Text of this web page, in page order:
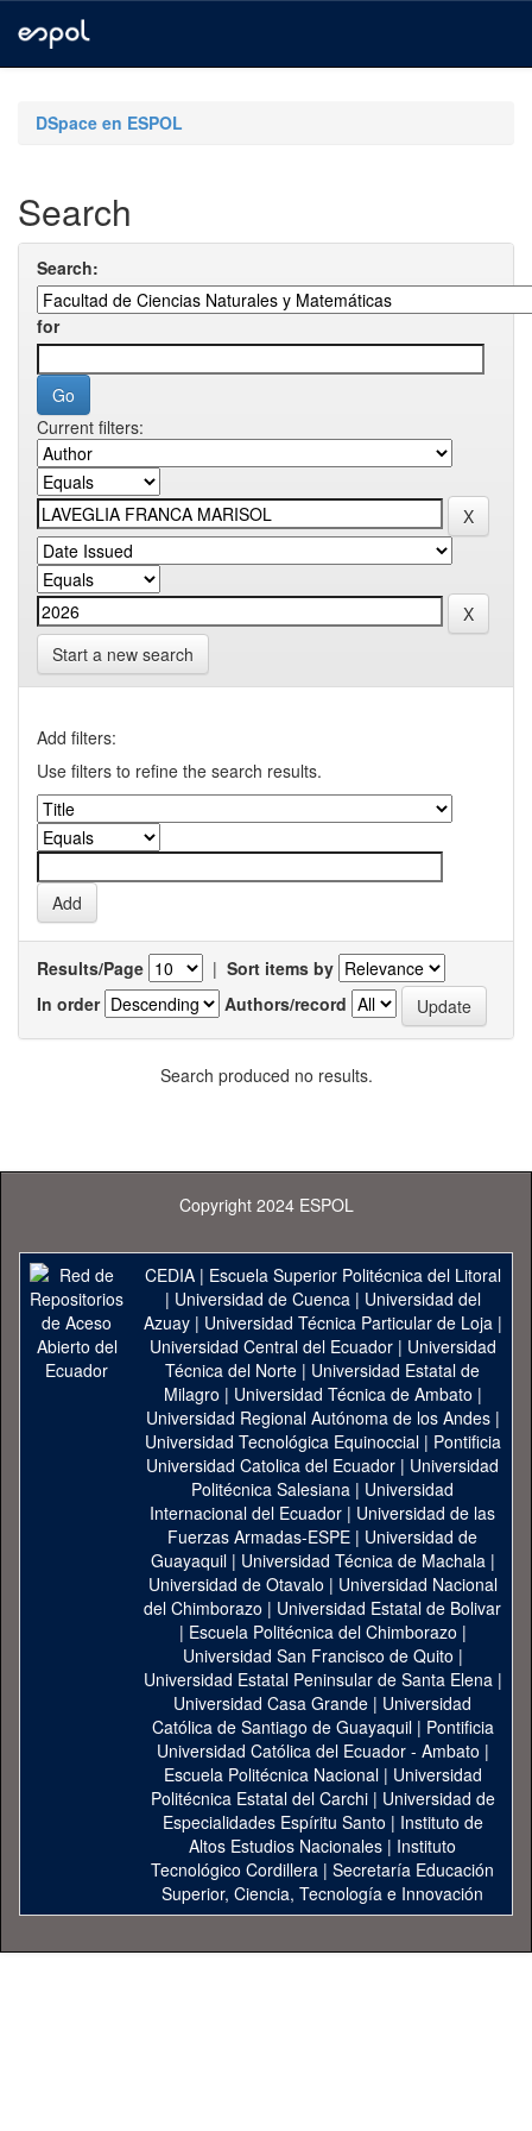
navigationDSpace en ESPOL
Search
Search:
for
Current filters:
Start a new search
Add filters:
Use filters to refine the search results.
Results/Page | Sort items by
In order
Authors/record
Search produced no results.
Copyright 2024 ESPOL
CEDIA| Escuela Superior Politécnica del Litoral
| Universidad de Cuenca| Universidad del
Azuay| Universidad Técnica Particular de Loja|
Universidad Central del Ecuador| Universidad
Técnica del Norte | Universidad Estatal de
Milagro | Universidad Técnica de Ambato |
Universidad Regional Autónoma de los Andes|
Universidad Tecnológica Equinoccial| Pontificia
Universidad Catolica del Ecuador | Universidad
Politécnica Salesiana | Universidad
Internacional del Ecuador | Universidad de las
Fuerzas Armadas-ESPE | Universidad de
Guayaquil| Universidad Técnica de Machala|
Universidad de Otavalo | Universidad Nacional
del Chimborazo | Universidad Estatal de Bolivar
| Escuela Politécnica del Chimborazo |
Universidad San Francisco de Quito |
Universidad Estatal Peninsular de Santa Elena|
Universidad Casa Grande | Universidad
Católica de Santiago de Guayaquil| Pontificia
Universidad Católica del Ecuador - Ambato |
Escuela Politécnica Nacional| Universidad
Politécnica Estatal del Carchi| Universidad de
Especialidades Espíritu Santo | Instituto de
Altos Estudios Nacionales | Instituto
Tecnológico Cordillera | Secretaría Educación
Superior, Ciencia, Tecnología e Innovación